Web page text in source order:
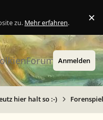
zu. Mehr erfahren. ×
Anmelden
hier halt so :-)